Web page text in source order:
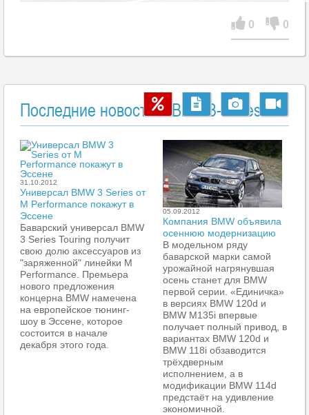
0 0
Последние новости о Bmw 3-series
31.10.2012
Универсал BMW 3 Series от
M Performance покажут в
Эссене
Баварский универсал BMW
3 Series Touring получит
свою долю аксессуаров из
"заряженной" линейки М
Performance. Премьера
нового предложения
концерна BMW намечена
на европейское тюнинг-
шоу в Эссене, которое
состоится в начале
декабря этого года.
05.09.2012
Компания BMW объявила
осеннюю модернизацию
В модельном ряду
баварской марки самой
урожайной нагрянувшая
осень станет для BMW
первой серии. «Единичка»
в версиях BMW 120d и
BMW M135i впервые
получает полный привод, в
вариантах BMW 120d и
BMW 118i обзаводится
трёхдверным
исполнением, а в
модификации BMW 114d
предстаёт на удивление
экономичной.